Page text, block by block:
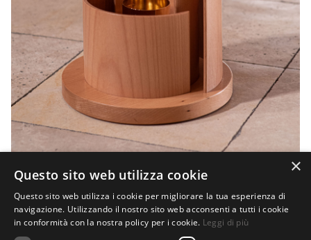
×
Questo sito web utilizza cookie
Questo sito web utilizza i cookie per migliorare la tua esperienza di
navigazione. Utilizzando il nostro sito web acconsenti a tutti i cookie
in conformità con la nostra policy per i cookie. Leggi di più